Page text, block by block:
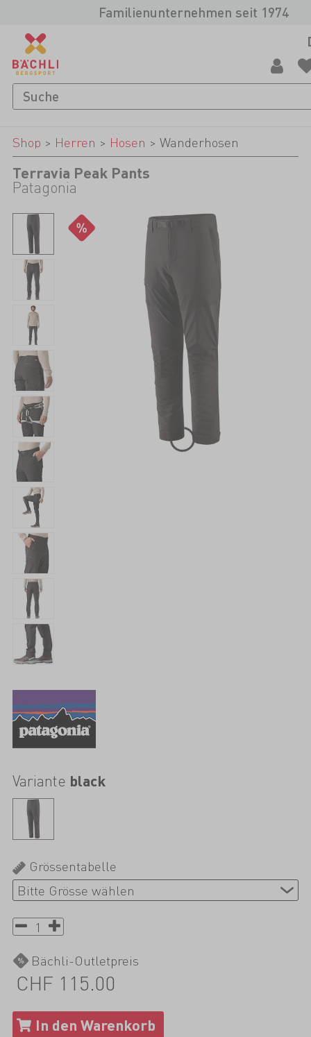
Familienunternehmen seit 1974
Shop > Herren > Hosen > Wanderhosen
Terravia Peak Pants
Patagonia
Variante black
Grössentabelle
Bächli-Outletpreis
CHF 115.00